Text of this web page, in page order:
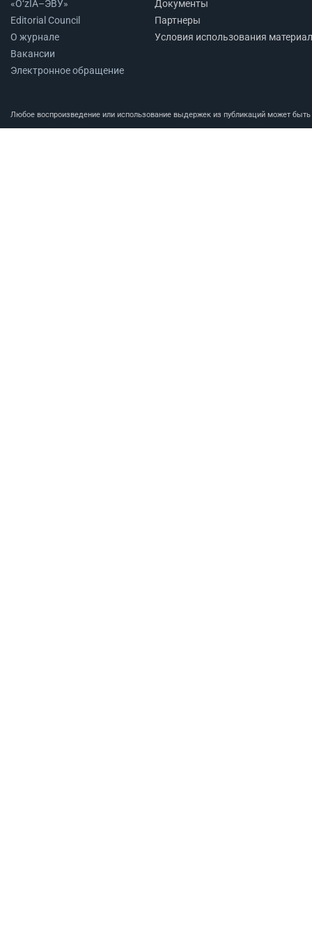
«O‘zIA–ЭВУ»
Editorial Council
О журнале
Вакансии
Электронное обращение
Документы
Партнеры
Условия использования
Любое воспроизведение или использование выдержек из публикаций может